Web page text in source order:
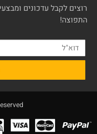
רוצים לקבל עדכונים
התפוצה!